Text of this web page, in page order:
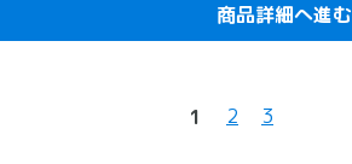
商品詳細へ進む
商品詳細へ進む
商品詳細へ進む
商品詳細へ進む
商品詳細へ進む
商品詳細へ進む
商品詳細へ進む
商品詳細へ進む
商品詳細へ進む
商品詳細へ進む
商品詳細へ進む
商品詳細へ進む
商品詳細へ進む
商品詳細へ進む
商品詳細へ進む
商品詳細へ進む
商品詳細へ進む
商品詳細へ進む
2,970円 (税込)
商品詳細へ進む
商品詳細へ進む
1 2 3